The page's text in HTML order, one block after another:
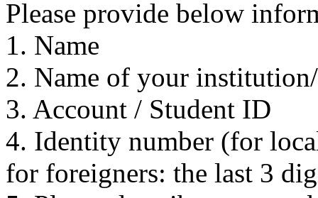
Please provide below
1. Name
2. Name of your
3. Account / Student ID
4. Identity number (for
for foreigners: the last 3